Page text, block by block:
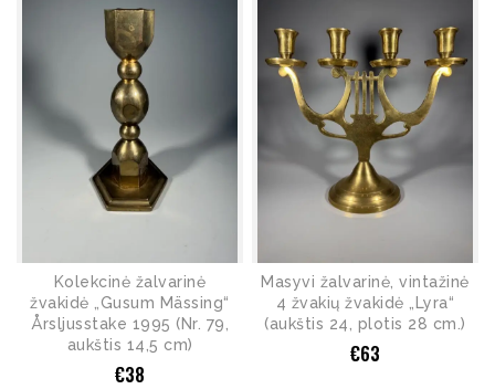
Kolekcinė žalvarinė
žvakidė „Gusum Mässing“
Årsljusstake 1995 (Nr. 79,
aukštis 14,5 cm)
€38
Masyvi žalvarinė, vintažinė
4 žvakių žvakidė „Lyra“
(aukštis 24, plotis 28 cm.)
€63